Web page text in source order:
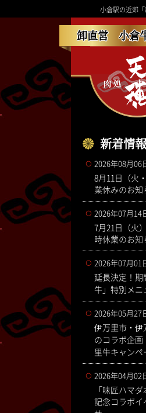
小倉駅の近郊
卸直営 小倉
新着情報
2026年08月06
8月11日（火
業休みのお知
2026年07月14
7月21日（火
時休業のお知
2026年07月01
延長決定！期
牛」特別メ
2026年05月27
伊万里市・伊
のコラボ企画
里牛キャン
2026年04月02
「味匠ハマ
記念コラボイ